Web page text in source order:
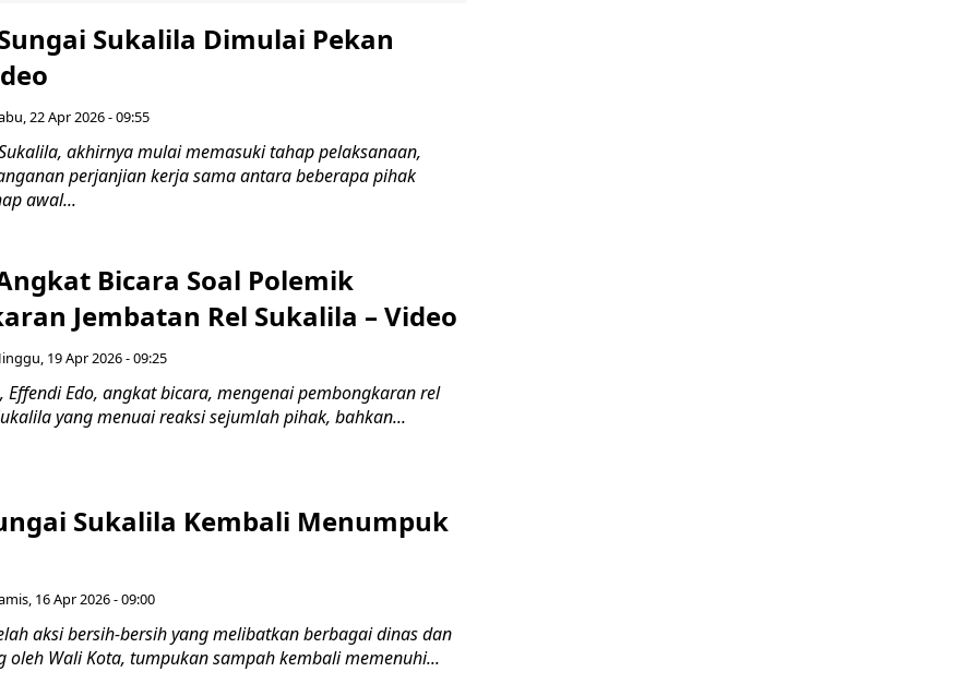
Sukalila Dimulai Pekan
22 Apr 2026 - 09:55
akhirnya mulai memasuki tahap pelaksanaan,
perjanjian kerja sama antara beberapa pihak
awal...
Bicara Soal Polemik
Jembatan Rel Sukalila – Video
19 Apr 2026 - 09:25
Effendi Edo, angkat bicara, mengenai pembongkaran rel
yang menuai reaksi sejumlah pihak, bahkan...
Sukalila Kembali Menumpuk
16 Apr 2026 - 09:00
aksi bersih-bersih yang melibatkan berbagai dinas dan
oleh Wali Kota, tumpukan sampah kembali memenuhi...